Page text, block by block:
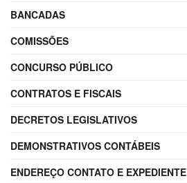
BANCADAS
COMISSÕES
CONCURSO PÚBLICO
CONTRATOS E FISCAIS
DECRETOS LEGISLATIVOS
DEMONSTRATIVOS CONTÁBEIS
ENDEREÇO CONTATO E EXPEDIENTE